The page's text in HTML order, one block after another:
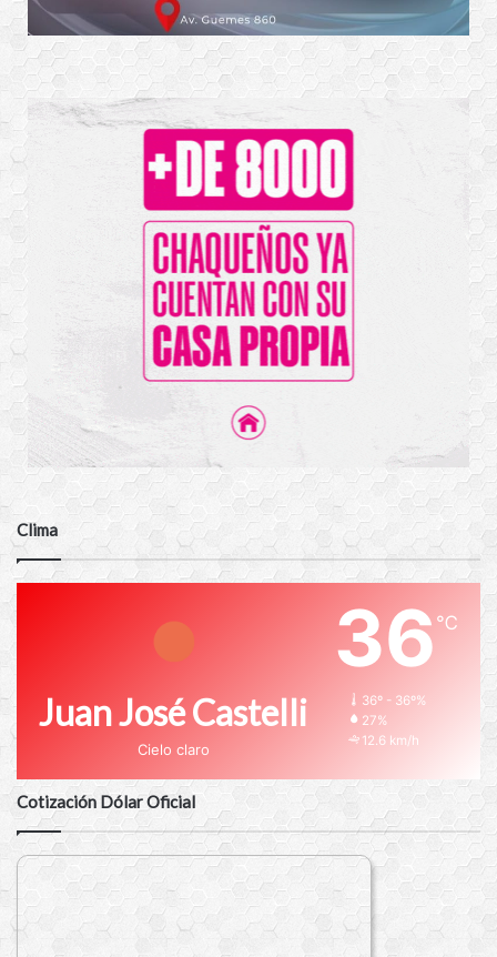
Clima
Juan José Castelli
Cielo claro
36℃
36º - 36º%
27%
12.6 km/h
Cotización Dólar Oficial